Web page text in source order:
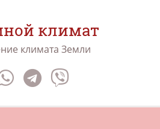
климат
климата Земли